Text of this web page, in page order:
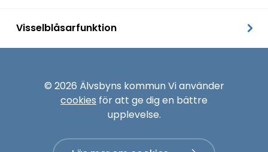
Visselblåsarfunktion
© 2026 Älvsbyns kommun Vi använder
cookies för att ge dig en bättre
upplevelse.